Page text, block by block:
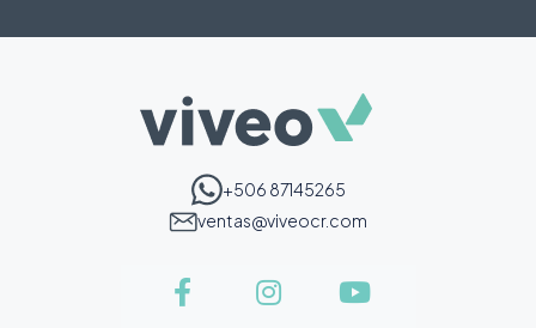
+506 87145265
ventas@viveocr.com